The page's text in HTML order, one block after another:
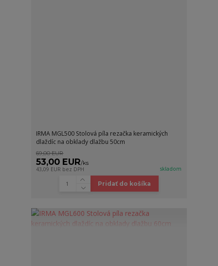
IRMA MGL500 Stolová píla rezačka keramických
dlaždíc na obklady dlažbu 50cm
69,00 EUR
53,00 EUR/ks
43,09 EUR bez DPH skladom
Pridať do košíka